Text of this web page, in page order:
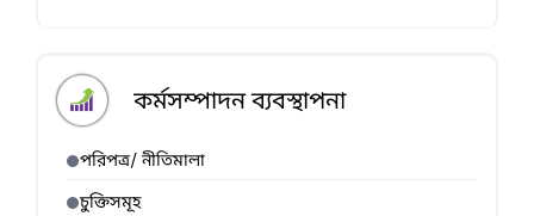
কর্মসম্পাদন ব্যবস্থাপনা
পরিপত্র/ নীতিমালা
চুক্তিসমূহ